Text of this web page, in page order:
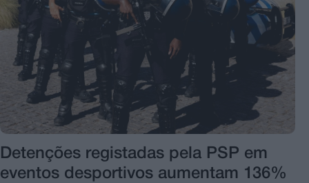
Detenções registadas pela PSP em
eventos desportivos aumentam 136%